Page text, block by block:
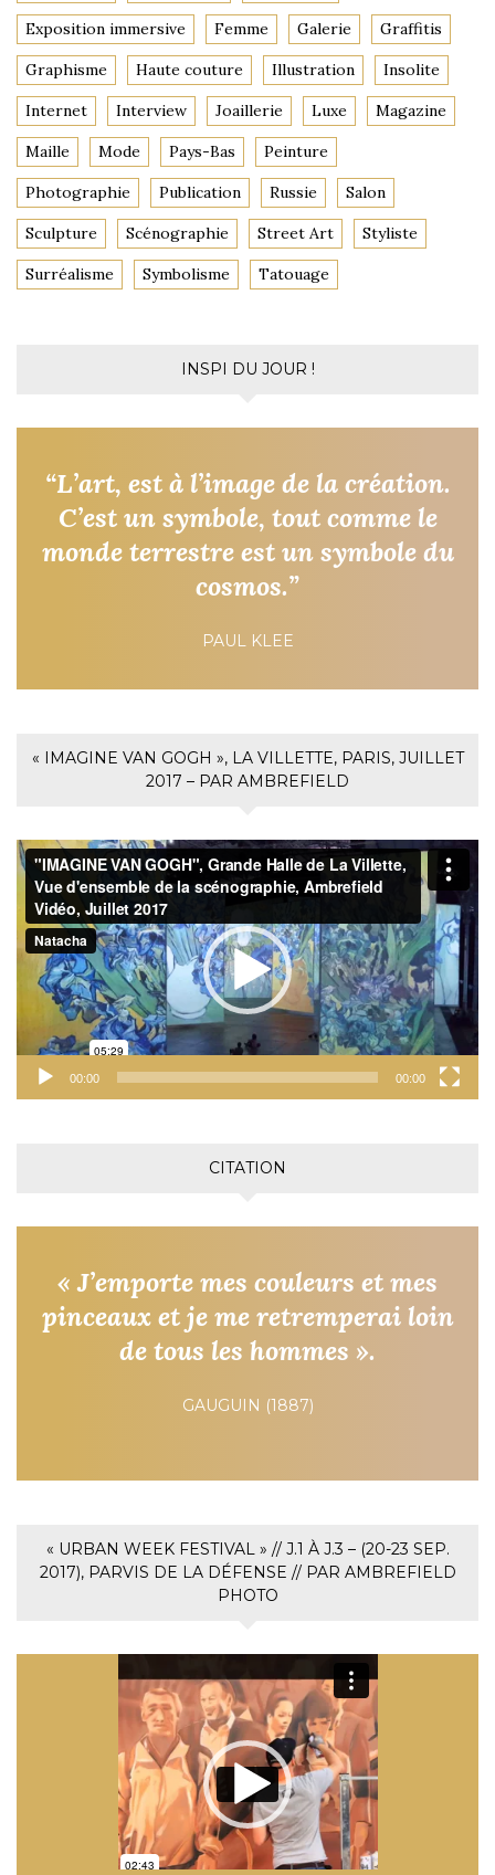
Exposition immersive Femme Galerie Graffitis
Graphisme Haute couture Illustration Insolite
Internet Interview Joaillerie Luxe Magazine
Maille Mode Pays-Bas Peinture
Photographie Publication Russie Salon
Sculpture Scénographie Street Art Styliste
Surréalisme Symbolisme Tatouage
INSPI DU JOUR !
“L’art, est à l’image de la création.
C’est un symbole, tout comme le
monde terrestre est un symbole du
cosmos.”
PAUL KLEE
« IMAGINE VAN GOGH », LA VILLETTE, PARIS, JUILLET
2017 – PAR AMBREFIELD
Lecteur
vidéo
00:00 00:00
CITATION
« J’emporte mes couleurs et mes
pinceaux et je me retremperai loin
de tous les hommes ».
GAUGUIN (1887)
« URBAN WEEK FESTIVAL » // J.1 À J.3 – (20-23 SEP.
2017), PARVIS DE LA DÉFENSE // PAR AMBREFIELD
PHOTO